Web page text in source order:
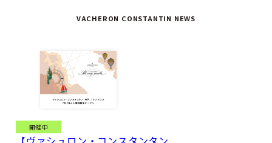
紀前半にメゾンが発表したモデルから着想を得たもので、コレ
ラグとケース、縦溝模様を刻むケースバック、ドーフィン型
針、バトン型インデックスで区切られたレイルウェイ型ミニッ
ツトラックなど、いくつかの特徴的な装飾が施されています。
またこのパーペチュアルカレンダーは、機能がフォルムを決定
取りやすさに特に配慮してデザインされ、細身のベゼルによっ
VACHERON CONSTANTIN NEWS
開催中